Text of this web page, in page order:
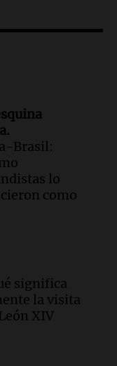
realizan
y su
para
Pablo II
XIV y una
la visita
reflexiona
Brasil:
lo
como
significa
la visita
XIV